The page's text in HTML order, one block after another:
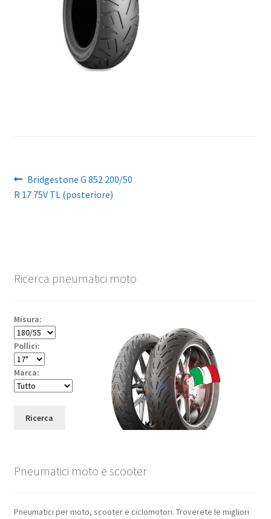
Navigazione
articoli
Articolo
precedente:
Bridgestone G 852 200/50
R 17 75V TL (posteriore)
Ricerca pneumatici moto
Misura:
Pollici:
Marca:
Ricerca
Pneumatici moto e scooter
Pneumatici per moto, scooter e ciclomotori. Troverete le migliori